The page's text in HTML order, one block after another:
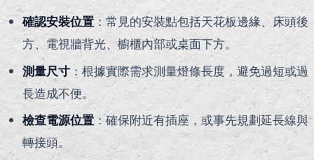
確認安裝位置：常見的安裝點包括天花板邊緣、床頭後
方、電視牆背光、櫥櫃內部或桌面下方。
測量尺寸 ：根據實際需求測量燈條長度，避免過短或過
長造成不便。
檢查電源位置 ：確保附近有插座，或事先規劃延長線與
轉接頭。